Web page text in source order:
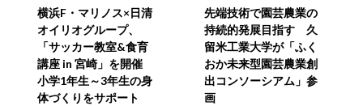
横浜F・マリノス×日清
オイリオグループ、
「サッカー教室&食育
講座 in 宮崎」を開催
小学1年生～3年生の身
体づくりをサポート
先端技術で園芸農業の
持続的発展目指す 久
留米工業大学が「ふく
おか未来型園芸農業創
出コンソーシアム」参
画